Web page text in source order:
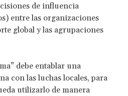
de influencia
entre las organizaciones
global y las agrupaciones
debe entablar una
con las luchas locales, para
utilizarlo de manera